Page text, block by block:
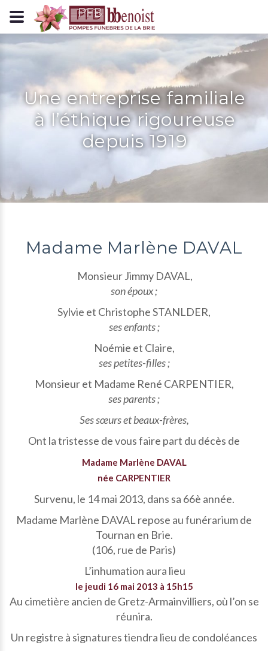
Panneau de gestion des cookies
Une entreprise familiale
à l’éthique rigoureuse
depuis 1919
Madame Marlène DAVAL
Monsieur Jimmy DAVAL,
son époux ;
Sylvie et Christophe STANLDER,
ses enfants ;
Noémie et Claire,
ses petites-filles ;
Monsieur et Madame René CARPENTIER,
ses parents ;
Ses sœurs et beaux-frères,
Ont la tristesse de vous faire part du décès de
Madame Marlène DAVAL
née CARPENTIER
Survenu, le 14 mai 2013, dans sa 66è année.
Madame Marlène DAVAL repose au funérarium de
Tournan en Brie.
(106, rue de Paris)
L’inhumation aura lieu
le jeudi 16 mai 2013 à 15h15
Au cimetière ancien de Gretz-Armainvilliers, où l’on se
réunira.
Un registre à signatures tiendra lieu de condoléances